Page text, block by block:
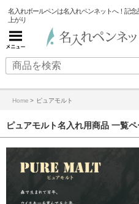
名入れボールペンは名入れペンネットへ！記
上がり
Home > ピュアモルト
ピュアモルト名入れ用商品 一覧